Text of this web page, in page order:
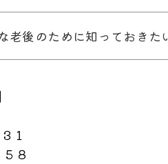
老後のために知っておき
３１
８